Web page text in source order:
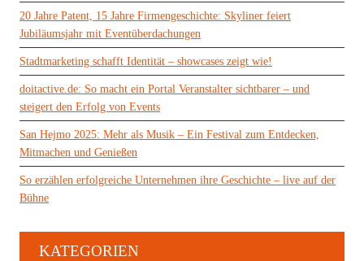
20 Jahre Patent, 15 Jahre Firmengeschichte: Skyliner feiert
Jubiläumsjahr mit Eventüberdachungen
Stadtmarketing schafft Identität – showcases zeigt wie!
doitactive.de: So macht ein Portal Veranstalter sichtbarer – und
steigert den Erfolg von Events
San Hejmo 2025: Mehr als Musik – Ein Festival zum Entdecken,
Mitmachen und Genießen
So erzählen erfolgreiche Unternehmen ihre Geschichte – live auf der
Bühne
KATEGORIEN